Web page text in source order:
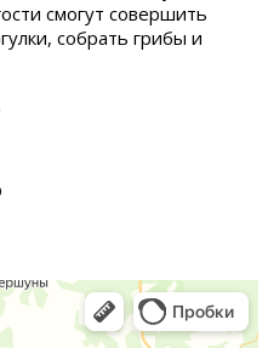
смогут совершить
собрать грибы и